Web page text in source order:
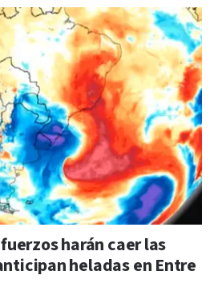
harán caer las
heladas en Entre